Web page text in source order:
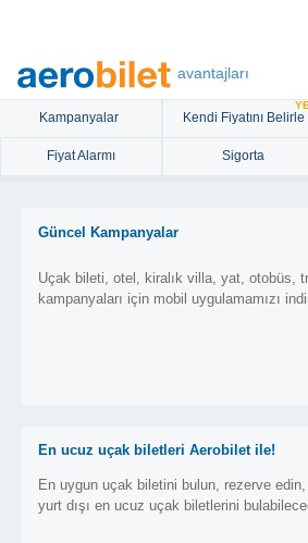
avantajları
Kampanyalar Kendi Fiyatını Belirle
Fiyat Alarmı Sigorta
Güncel Kampanyalar
Uçak bileti, otel, kiralık villa, yat, otobüs,
kampanyaları için mobil uygulamamızı
En ucuz uçak biletleri Aerobilet ile!
En uygun uçak biletini bulun, rezerve
yurt dışı en ucuz uçak biletlerini